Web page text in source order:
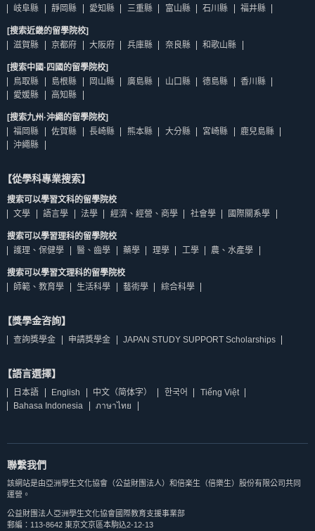
岐阜縣
靜岡縣 愛知縣 三重縣 富山縣 石川縣 福井縣
[搜索近畿的留學院校]
滋賀縣
京都府 大阪府 兵庫縣 奈良縣 和歌山縣
[搜索中國·四國的留學院校]
鳥取縣
島根縣 岡山縣 廣島縣 山口縣 德島縣
香川縣
愛媛縣
高知縣
[搜索九州·沖繩的留學院校]
福岡縣
佐賀縣 長崎縣 熊本縣 大分縣 宮崎縣
鹿兒島縣
沖繩縣
【從學科專業搜索】
搜索可以學習文科的留學院校
文學
語言學 法學 經濟、經營、商學 社會學 國際關系學
搜索可以學習理科的留學院校
護理、保健學
醫、齒學 藥學 理學 工學 農、水產學
搜索可以學習文理科的留學院校
師範、教育學
生活科學 藝術學 綜合科學
【獎學金咨詢】
查詢獎學金 申請獎學金 JAPAN STUDY SUPPORT Scholarships
【語言選擇】
日本語 English 中文（简体字） 한국어
Tiếng Việt
Bahasa Indonesia
ภาษาไทย
聯繫我們
該網站是由亞洲學生文化協會（公益財團法人）和倍楽生（倍樂生）股份有限公司共同
運營。
公益財團法人亞洲學生文化協會國際教育支援事業部
郵編：113-8642 東京文京區本駒込2-12-13